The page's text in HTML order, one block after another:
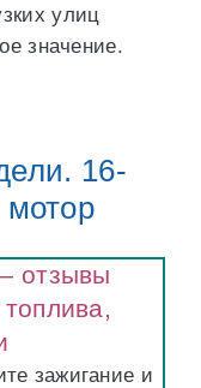
улиц
значение.
16-
отзывы
зажигание и